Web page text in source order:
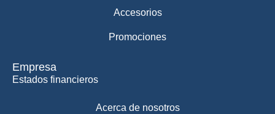
Accesorios
Promociones
Empresa
Estados financieros
Acerca de nosotros